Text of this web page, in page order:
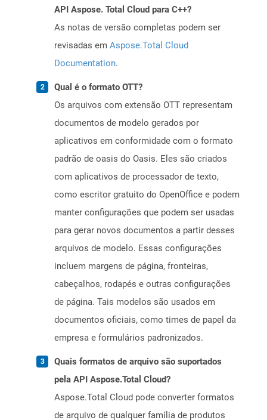
API Aspose. Total Cloud para C++?
As notas de versão completas podem ser
revisadas em Aspose.Total Cloud
Documentation.
Qual é o formato OTT?
Os arquivos com extensão OTT representam
documentos de modelo gerados por
aplicativos em conformidade com o formato
padrão de oasis do Oasis. Eles são criados
com aplicativos de processador de texto,
como escritor gratuito do OpenOffice e podem
manter configurações que podem ser usadas
para gerar novos documentos a partir desses
arquivos de modelo. Essas configurações
incluem margens de página, fronteiras,
cabeçalhos, rodapés e outras configurações
de página. Tais modelos são usados ​​em
documentos oficiais, como times de papel da
empresa e formulários padronizados.
Quais formatos de arquivo são suportados
pela API Aspose.Total Cloud?
Aspose.Total Cloud pode converter formatos
de arquivo de qualquer família de produtos